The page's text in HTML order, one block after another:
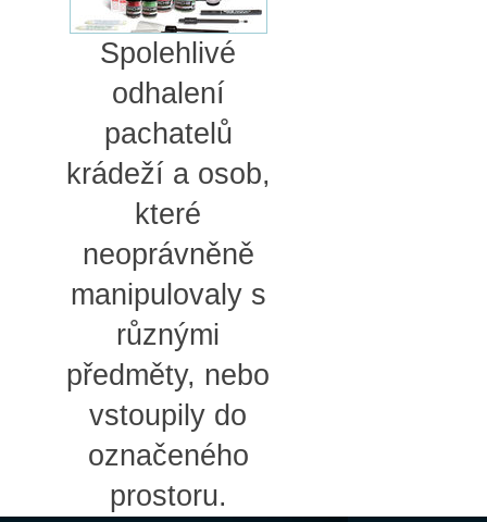
Spolehlivé
odhalení
pachatelů
krádeží a osob,
které
neoprávněně
manipulovaly s
různými
předměty, nebo
vstoupily do
označeného
prostoru.